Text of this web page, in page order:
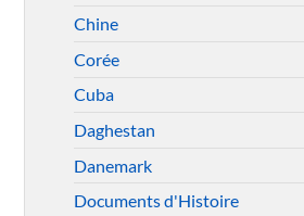
Chine
Corée
Cuba
Daghestan
Danemark
Documents d'Histoire